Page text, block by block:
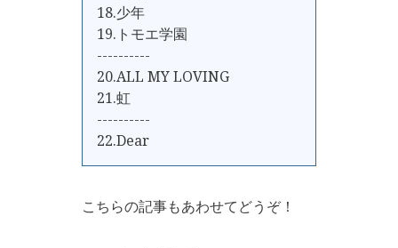
18.少年
19.トモエ学園
----------
20.ALL MY LOVING
21.虹
----------
22.Dear
こちらの記事もあわせてどうぞ！